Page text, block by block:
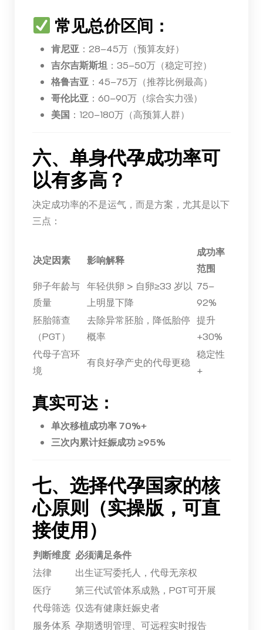
常见总价区间：
肯尼亚 ：28–45万（预算友好）
吉尔吉斯斯坦 ：35–50万（稳定可控）
格鲁吉亚 ：45–75万（推荐比例最高）
哥伦比亚 ：60–90万（综合实力强）
美国 ：120–180万（高预算人群）
六、单身代孕成功率可
以有多高？
决定成功率的不是运气，而是方案，尤其是以下
三点：
决定因素 影响解释
成功率
范围
卵子年龄与
质量
年轻供卵 > 自卵≥33 岁以
上明显下降
75–
92%
胚胎筛查
（PGT）
去除异常胚胎，降低胎停
概率
提升
+30%
代母子宫环
境
有良好孕产史的代母更稳
稳定性
+
真实可达：
单次移植成功率 70%+
三次内累计妊娠成功 ≥95%
七、选择代孕国家的核
心原则（实操版，可直
接使用）
判断维度 必须满足条件
法律
出生证写委托人，代母无亲权
医疗
第三代试管体系成熟，PGT可开展
代母筛选 仅选有健康妊娠史者
服务体系 孕期透明管理、可远程实时报告